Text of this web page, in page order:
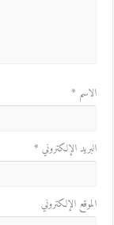
الاسم *
البريد الإلكتروني *
الموقع الإلكتروني